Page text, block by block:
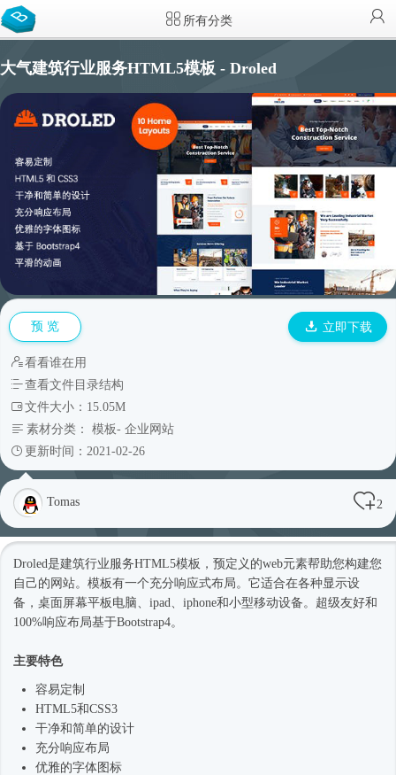
所有分类
大气建筑行业服务HTML5模板 - Droled
预 览 立即下载
看看谁在用
查看文件目录结构
文件大小：15.05M
素材分类： 模板- 企业网站
更新时间：2021-02-26
Tomas 2
Droled是建筑行业服务HTML5模板 ，预定义的web元素帮助您构建您
自己的网站。模板有一个充分响应式布局。它适合在各种显示设
备，桌面屏幕平板电脑、ipad、iphone和小型移动设备。超级友好和
100%响应布局基于Bootstrap4。
主要特色
容易定制
HTML5和CSS3
干净和简单的设计
充分响应布局
优雅的字体图标